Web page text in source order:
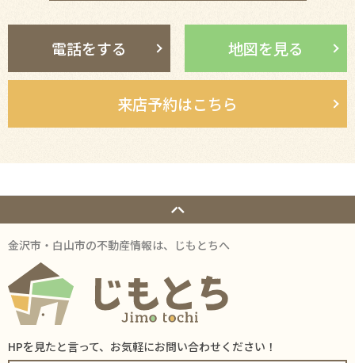
電話をする 地図を見る
来店予約はこちら
金沢市・白山市の不動産情報は、じもとちへ
HPを見たと言って、お気軽にお問い合わせください！